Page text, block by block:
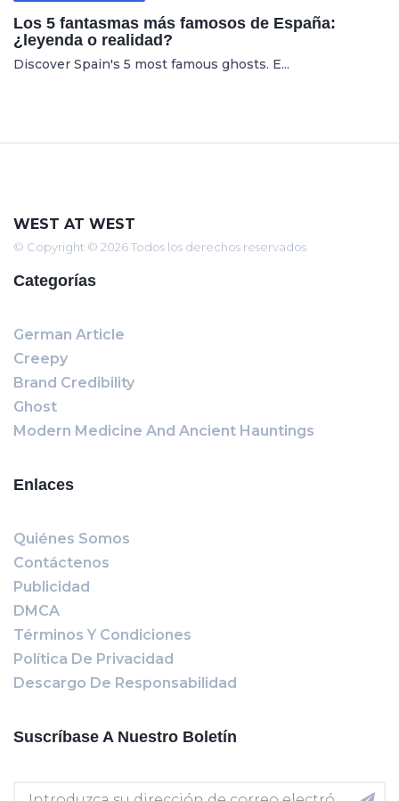
Los 5 fantasmas más famosos de España:
¿leyenda o realidad?
Discover Spain's 5 most famous ghosts. E...
WEST AT WEST
© Copyright © 2026 Todos los derechos reservados
Categorías
German Article
Creepy
Brand Credibility
Ghost
Modern Medicine And Ancient Hauntings
Enlaces
Quiénes Somos
Contáctenos
Publicidad
DMCA
Términos Y Condiciones
Política De Privacidad
Descargo De Responsabilidad
Suscríbase A Nuestro Boletín